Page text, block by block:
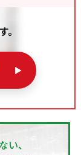
。
、